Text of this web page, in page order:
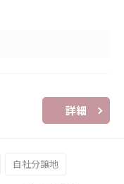
詳細
自社分譲地